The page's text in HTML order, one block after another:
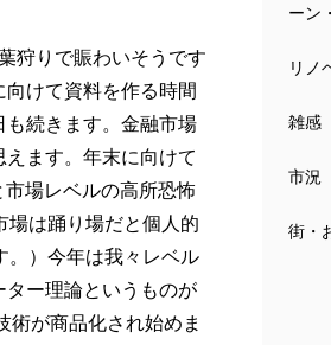
狩りで賑わいそうです
けて資料を作る時間
続きます。金融市場
ます。年末に向けて
場レベルの高所恐怖
場は踊り場だと個人的
。）今年は我々レベル
ー理論というものが
術が商品化され始めま
ーン
リノ
雑感
市況
街・